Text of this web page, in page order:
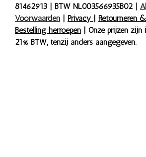
81462913 | BTW NL003566935B02
Voorwaarden
Privacy Retourneren
Bestelling herroepen | Onze prijzen
21% BTW, tenzij anders aangegeven.